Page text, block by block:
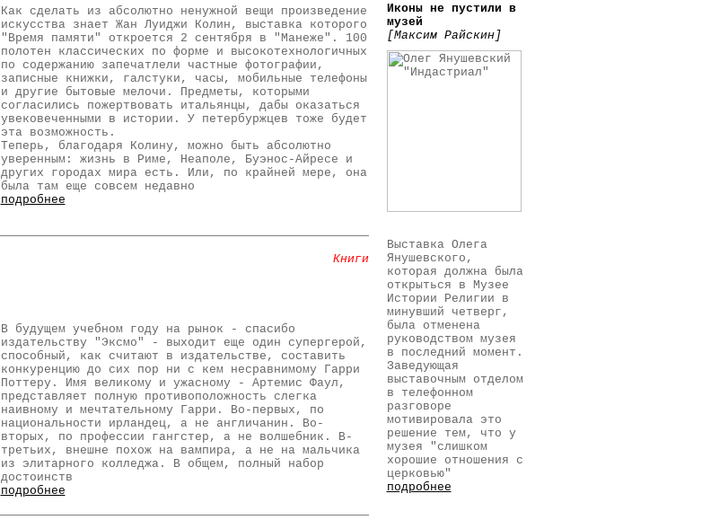
Как сделать из абсолютно ненужной вещи произведение
искусства знает Жан Луиджи Колин, выставка которого
"Время памяти" откроется 2 сентября в "Манеже". 100
полотен классических по форме и высокотехнологичных
по содержанию запечатлели частные фотографии,
записные книжки, галстуки, часы, мобильные телефоны
и другие бытовые мелочи. Предметы, которыми
согласились пожертвовать итальянцы, дабы оказаться
увековеченными в истории. У петербуржцев тоже будет
эта возможность.
Теперь, благодаря Колину, можно быть абсолютно
уверенным: жизнь в Риме, Неаполе, Буэнос-Айресе и
других городах мира есть. Или, по крайней мере, она
была там еще совсем недавно
подробнее
Книги
В будущем учебном году на рынок - спасибо
издательству "Эксмо" - выходит еще один супергерой,
способный, как считают в издательстве, составить
конкуренцию до сих пор ни с кем несравнимому Гарри
Поттеру. Имя великому и ужасному - Артемис Фаул,
представляет полную противоположность слегка
наивному и мечтательному Гарри. Во-первых, по
национальности ирландец, а не англичанин. Во-
вторых, по профессии гангстер, а не волшебник. В-
третьих, внешне похож на вампира, а не на мальчика
из элитарного колледжа. В общем, полный набор
достоинств
подробнее
Иконы не пустили в
музей
[Максим Райскин]
Выставка Олега
Янушевского,
которая должна была
открыться в Музее
Истории Религии в
минувший четверг,
была отменена
руководством музея
в последний момент.
Заведующая
выставочным отделом
в телефонном
разговоре
мотивировала это
решение тем, что у
музея "слишком
хорошие отношения с
церковью"
подробнее